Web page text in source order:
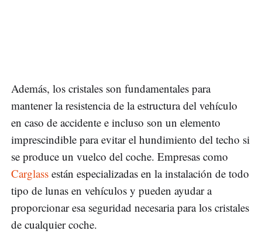
Además, los cristales son fundamentales para
mantener la resistencia de la estructura del vehículo
en caso de accidente e incluso son un elemento
imprescindible para evitar el hundimiento del techo si
se produce un vuelco del coche. Empresas como
Carglass están especializadas en la instalación de todo
tipo de lunas en vehículos y pueden ayudar a
proporcionar esa seguridad necesaria para los cristales
de cualquier coche.